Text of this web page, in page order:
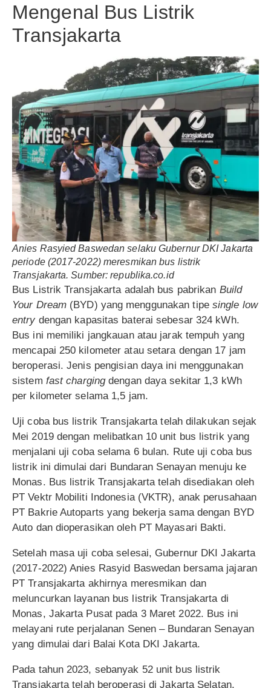
Mengenal Bus Listrik
Transjakarta
Anies Rasyied Baswedan selaku Gubernur DKI Jakarta
periode (2017-2022) meresmikan bus listrik
Transjakarta. Sumber: republika.co.id
Bus Listrik Transjakarta adalah bus pabrikan Build
Your Dream (BYD) yang menggunakan tipe single low
entry dengan kapasitas baterai sebesar 324 kWh.
Bus ini memiliki jangkauan atau jarak tempuh yang
mencapai 250 kilometer atau setara dengan 17 jam
beroperasi. Jenis pengisian daya ini menggunakan
sistem fast chargingdengan daya sekitar 1,3 kWh
per kilometer selama 1,5 jam.
Uji coba bus listrik Transjakarta telah dilakukan sejak
Mei 2019 dengan melibatkan 10 unit bus listrik yang
menjalani uji coba selama 6 bulan. Rute uji coba bus
listrik ini dimulai dari Bundaran Senayan menuju ke
Monas. Bus listrik Transjakarta telah disediakan oleh
PT Vektr Mobiliti Indonesia (VKTR), anak perusahaan
PT Bakrie Autoparts yang bekerja sama dengan BYD
Auto dan dioperasikan oleh PT Mayasari Bakti.
Setelah masa uji coba selesai, Gubernur DKI Jakarta
(2017-2022) Anies Rasyid Baswedan bersama jajaran
PT Transjakarta akhirnya meresmikan dan
meluncurkan layanan bus listrik Transjakarta di
Monas, Jakarta Pusat pada 3 Maret 2022. Bus ini
melayani rute perjalanan Senen – Bundaran Senayan
yang dimulai dari Balai Kota DKI Jakarta.
Pada tahun 2023, sebanyak 52 unit bus listrik
Transjakarta telah beroperasi di Jakarta Selatan.